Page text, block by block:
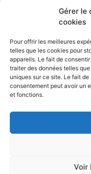
Gérer le
cookies
Pour offrir les meilleures
telles que les cookies pour
appareils. Le fait de
traiter des données telles
uniques sur ce site. Le fait
consentement peut avoir un
et fonctions.
Voir
l’agriculture moderne. En
abandonnées sont
Découvrir
Charte de